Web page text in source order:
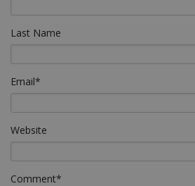
Last Name
Email*
Website
Comment*